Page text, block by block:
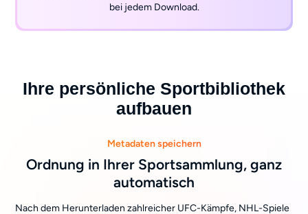
bei jedem Download.
Ihre persönliche Sportbibliothek
aufbauen
Metadaten speichern
Ordnung in Ihrer Sportsammlung, ganz
automatisch
Nach dem Herunterladen zahlreicher UFC-Kämpfe, NHL-Spiele